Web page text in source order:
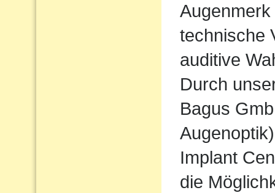
technische
auditive
Durch
Bagus
Implant
die